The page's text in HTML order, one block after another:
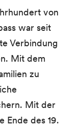
von
war seit
Verbindung
Mit dem
zu
Mit der
Ende des 19.